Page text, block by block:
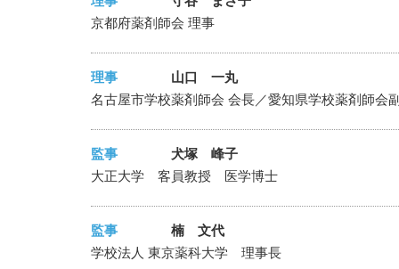
京都府薬剤師会 理事
理事 山口 一丸
名古屋市学校薬剤師会 会長／愛知県学校薬剤師会
監事 犬塚 峰子
大正大学 客員教授 医学博士
監事 楠 文代
学校法人 東京薬科大学 理事長